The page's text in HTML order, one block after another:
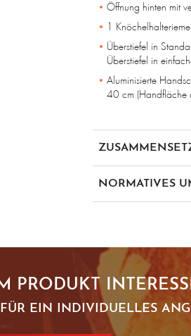
Öffnung hinten mit
1
Überstiefel in
Überstiefel in
Aluminisierte
40 cm (Handfläche
Carbonfilz 320 g/m²
Baumwolle 185 g/m²
NORMATIVES
en 1486
PRODUKT
EIN INDIVIDUELLES